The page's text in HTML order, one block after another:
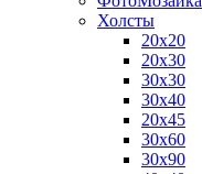
Холсты
20х20
20х30
30х30
30х40
20х45
30х60
30х90